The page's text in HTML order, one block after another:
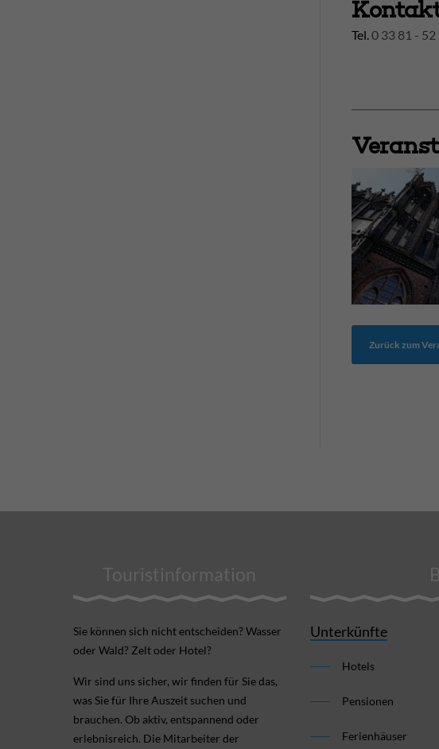
Tel. 0 33 81 - 52
Zurück zum
Touristinformation
Sie können sich nicht ent­scheiden? Wasser
oder Wald? Zelt oder Hotel?
Wir sind uns sicher, wir finden für Sie das,
was Sie für Ihre Aus­zeit suchen und
brauchen. Ob aktiv, ent­spannend oder
erlebnis­reich. Die Mitarbeiter der
Unterkünfte
Hotels
Pensionen
Ferienhäuser